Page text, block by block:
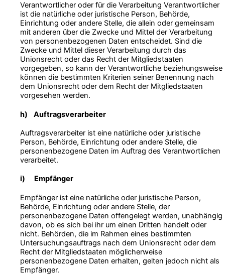
Verantwortlicher oder für die Verarbeitung Verantwortlicher
ist die natürliche oder juristische Person, Behörde,
Einrichtung oder andere Stelle, die allein oder gemeinsam
mit anderen über die Zwecke und Mittel der Verarbeitung
von personenbezogenen Daten entscheidet. Sind die
Zwecke und Mittel dieser Verarbeitung durch das
Unionsrecht oder das Recht der Mitgliedstaaten
vorgegeben, so kann der Verantwortliche beziehungsweise
können die bestimmten Kriterien seiner Benennung nach
dem Unionsrecht oder dem Recht der Mitgliedstaaten
vorgesehen werden.
h) Auftragsverarbeiter
Auftragsverarbeiter ist eine natürliche oder juristische
Person, Behörde, Einrichtung oder andere Stelle, die
personenbezogene Daten im Auftrag des Verantwortlichen
verarbeitet.
i) Empfänger
Empfänger ist eine natürliche oder juristische Person,
Behörde, Einrichtung oder andere Stelle, der
personenbezogene Daten offengelegt werden, unabhängig
davon, ob es sich bei ihr um einen Dritten handelt oder
nicht. Behörden, die im Rahmen eines bestimmten
Untersuchungsauftrags nach dem Unionsrecht oder dem
Recht der Mitgliedstaaten möglicherweise
personenbezogene Daten erhalten, gelten jedoch nicht als
Empfänger.